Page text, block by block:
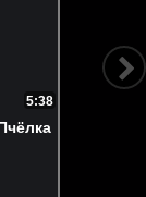
5:38